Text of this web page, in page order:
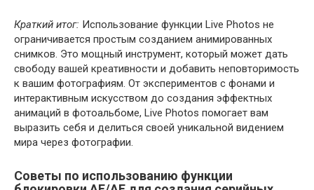
Краткий итог: Использование функции Live Photos не
ограничивается простым созданием анимированных
снимков. Это мощный инструмент, который может дать
свободу вашей креативности и добавить неповторимость
к вашим фотографиям. От экспериментов с фонами и
интерактивным искусством до создания эффектных
анимаций в фотоальбоме, Live Photos помогает вам
выразить себя и делиться своей уникальной видением
мира через фотографии.
Советы по использованию функции